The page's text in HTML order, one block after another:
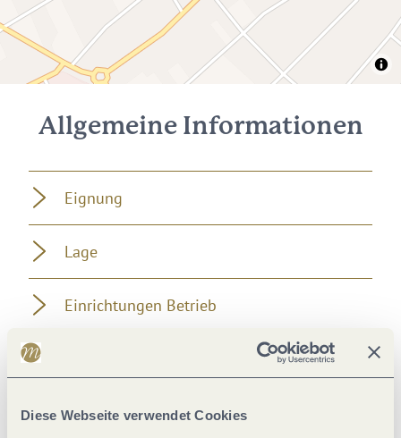
Diese Webseite verwendet Cookies
Allgemeine Informationen
Eignung
Lage
Einrichtungen Betrieb
Einrichtungen Bauernhof